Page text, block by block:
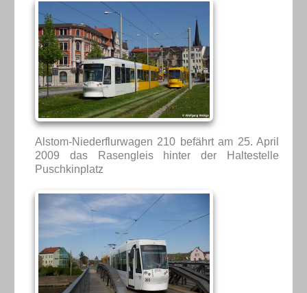
Alstom-Niederflurwagen 210 befährt am 25. April
2009 das Rasengleis hinter der Haltestelle
Puschkinplatz